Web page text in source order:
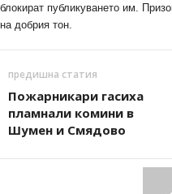
блокират публикуването им.
на добрия тон.
предишна статия
Пожарникари гасиха
пламнали комини в
Шумен и Смядово